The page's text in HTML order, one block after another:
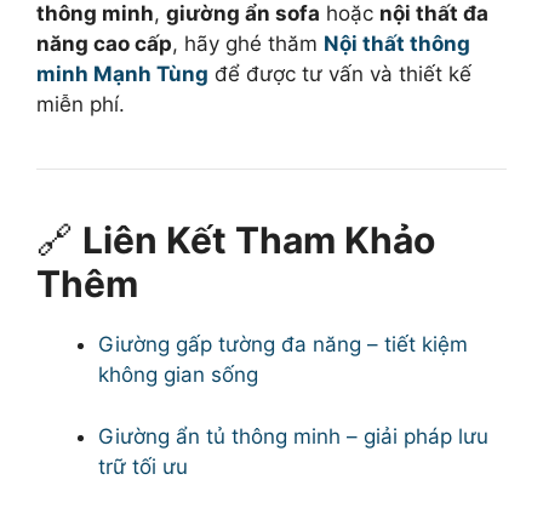
thông minh, giường ẩn sofa hoặc nội thất đa
năng cao cấp, hãy ghé thăm Nội thất thông
minh Mạnh Tùng để được tư vấn và thiết kế
miễn phí.
🔗 Liên Kết Tham Khảo
Thêm
Giường gấp tường đa năng – tiết kiệm
không gian sống
Giường ẩn tủ thông minh – giải pháp lưu
trữ tối ưu